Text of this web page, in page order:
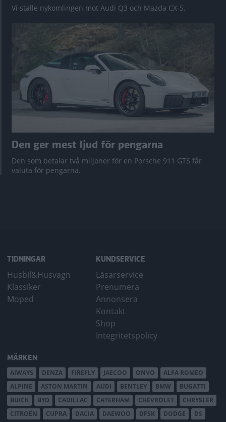
Vi ställe nykomlingen mot Audi Q3 och Mazda CX-5.
Den ger mest ljud för pengarna
Den som betalar två miljoner för en Porsche 911 GTS får
valuta för pengarna.
TIDNINGAR
Husbil&Husvagn
Klassiker
Moped
KUNDSERVICE
Läsarservice
Prenumera
Annonsera
Kontakt
Shop
Integritetspolicy
MÄRKEN
AIWAYS DENZA FIREFLY JAECOO ONVO
ALFA ROMEO
ALPINE
ASTON MARTIN AUDI BENTLEY BMW
BUGATTI
BUICK
BYD CADILLAC CATERHAM CHEVROLET
CHRYSLER
CITROËN
CUPRA DACIA DAEWOO DFSK DODGE DS